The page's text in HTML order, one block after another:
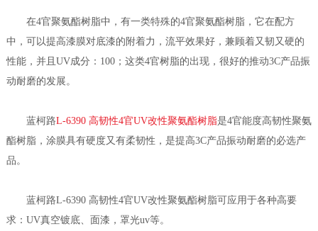
在4官聚氨酯树脂中，有一类特殊的4官聚氨酯树脂，它在配方
中，可以提高漆膜对底漆的附着力，流平效果好，兼顾着又韧又硬的
性能，并且UV成分：100；这类4官树脂的出现，很好的推动3C产品振
动耐磨的发展。
蓝柯路L-6390 高韧性4官UV改性聚氨酯树脂是4官能度高韧性聚氨
酯树脂，涂膜具有硬度又有柔韧性，是提高3C产品振动耐磨的必选产
品。
蓝柯路L-6390 高韧性4官UV改性聚氨酯树脂可应用于各种高要
求：UV真空镀底、面漆，罩光uv等。